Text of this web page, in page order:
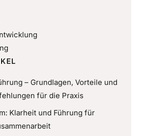
– Grundlagen, Vorteile und
für die Praxis
Klarheit und Führung für